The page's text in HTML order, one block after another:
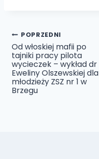
Nawigacja
wpisu
POPRZEDNI
Od włoskiej mafii po
tajniki pracy pilota
wycieczek – wykład dr
Eweliny Olszewskiej dla
młodzieży ZSZ nr 1 w
Brzegu